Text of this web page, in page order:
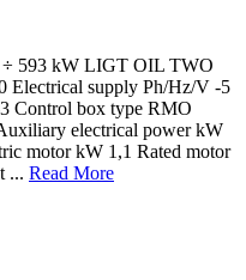
593 kW LIGT OIL TWO
Electrical supply Ph/Hz/V -5
Control box type RMO
electrical power kW
motor kW 1,1 Rated motor
... Read More